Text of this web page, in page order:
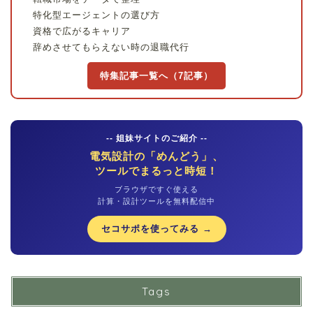
特化型エージェントの選び方
資格で広がるキャリア
辞めさせてもらえない時の退職代行
特集記事一覧へ（7記事）
-- 姐妹サイトのご紹介 --
電気設計の「めんどう」、
ツールでまるっと時短！
ブラウザですぐ使える
計算・設計ツールを無料配信中
セコサポを使ってみる →
Tags